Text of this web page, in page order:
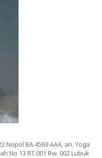
Nopol BA 4569 AAA, an. Yoga
No 13 RT.001 Rw. 002 Lubuk